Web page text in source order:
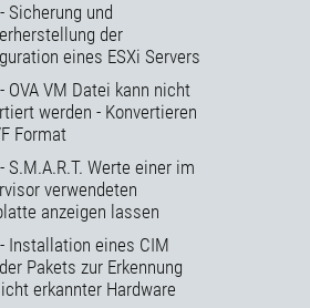
Sicherung und
der
eines ESXi Servers
OVA VM Datei kann nicht
werden - Konvertieren
Format
S.M.A.R.T. Werte einer im
verwendeten
anzeigen lassen
Installation eines CIM
Pakets zur Erkennung
erkannter Hardware